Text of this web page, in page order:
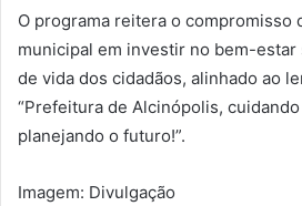
O programa reitera o compromisso
municipal em investir no bem-estar
de vida dos cidadãos, alinhado ao
“Prefeitura de Alcinópolis,
planejando o futuro!”.
Imagem: Divulgação